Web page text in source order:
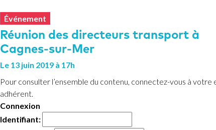
Événement
Réunion des directeurs transport à
Cagnes-sur-Mer
Le 13 juin 2019 à 17h
Pour consulter l’ensemble du contenu, connectez-vous à votre
adhérent.
Connexion
Identifiant: